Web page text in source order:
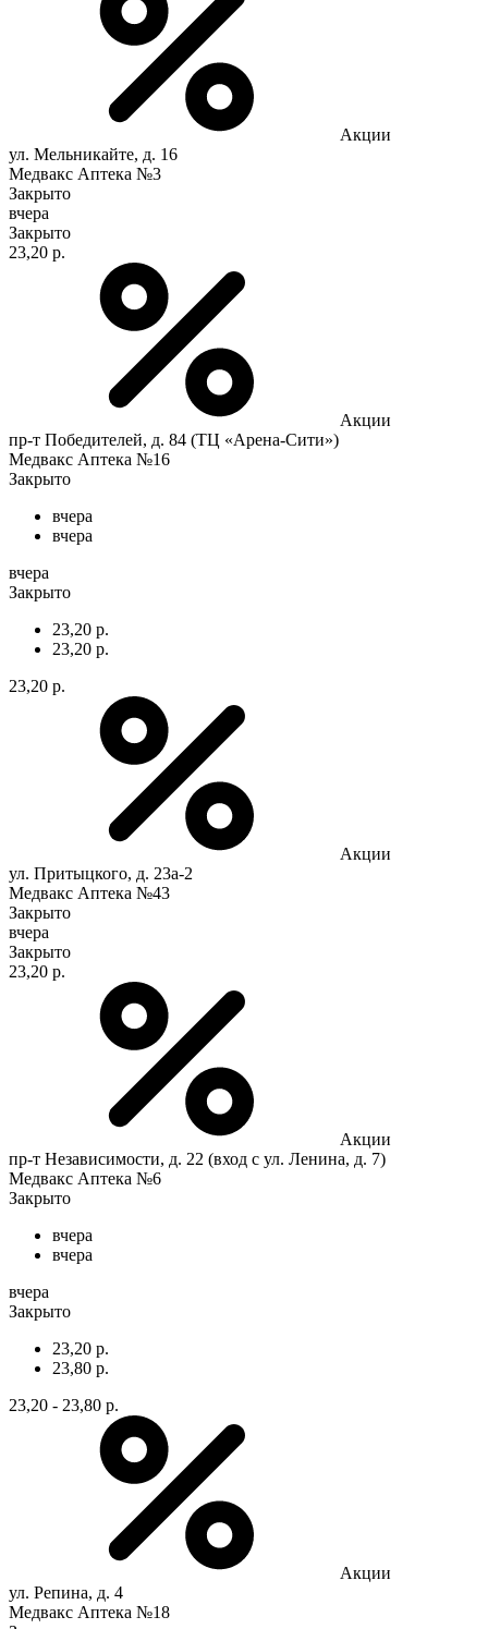
Акции
ул. Мельникайте, д. 16
Медвакс Аптека №3
Закрыто
вчера
Закрыто
23,20 р.
Акции
пр-т Победителей, д. 84 (ТЦ «Арена-Сити»)
Медвакс Аптека №16
Закрыто
вчера
вчера
вчера
Закрыто
23,20 р.
23,20 р.
23,20 р.
Акции
ул. Притыцкого, д. 23а-2
Медвакс Аптека №43
Закрыто
вчера
Закрыто
23,20 р.
Акции
пр-т Независимости, д. 22 (вход с ул. Ленина, д. 7)
Медвакс Аптека №6
Закрыто
вчера
вчера
вчера
Закрыто
23,20 р.
23,80 р.
23,20 - 23,80 р.
Акции
ул. Репина, д. 4
Медвакс Аптека №18